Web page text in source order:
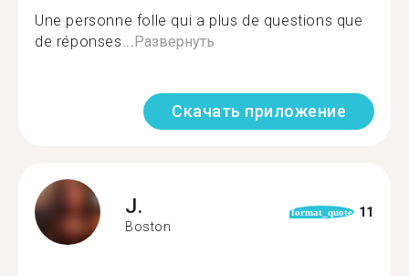
Une personne folle qui a plus de questions que
de réponses...Развернуть
Скачать приложение
J.
Boston
format_quote 11